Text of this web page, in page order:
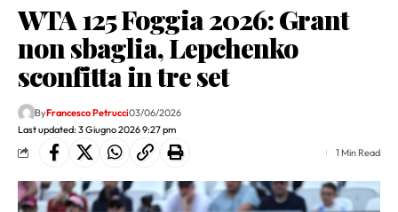
WTA 125 Foggia 2026: Grant
non sbaglia, Lepchenko
sconfitta in tre set
Last updated: 3 Giugno 2026 9:27 pm
ByFrancesco Petrucci03/06/2026
1 Min Read